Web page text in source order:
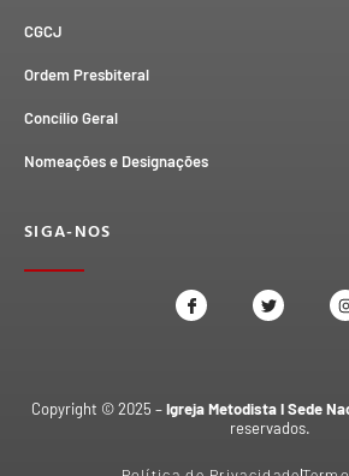
CGCJ
Ordem Presbiteral
Concílio Geral
Nomeações e Designações
SIGA-NOS
Copyright © 2025 –Igreja Metodista I Sede
reservados.